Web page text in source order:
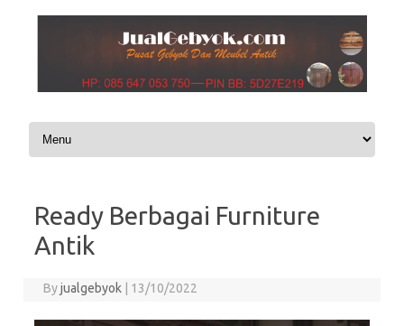
Skip to content
Ready Berbagai Furniture
Antik
Byjualgebyok 13/10/2022